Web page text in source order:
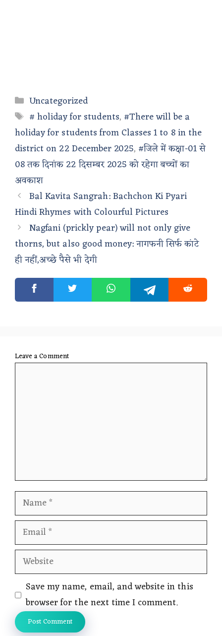
Categories
Uncategorized
Tags
# holiday for students, #There will be a
holiday for students from Classes 1 to 8 in the
district on 22 December 2025, #जिले में कक्षा-01 से
08 तक दिनांक 22 दिसम्बर 2025 को रहेगा बच्चों का
अवकाश
Bal Kavita Sangrah: Bachchon Ki Pyari
Hindi Rhymes with Colourful Pictures
Nagfani (prickly pear) will not only give
thorns, but also good money: नागफनी सिर्फ कांटे
ही नहीं,अच्छे पैसे भी देगी
Leave a Comment
Name
Email
Website
Save my name, email, and website in this
browser for the next time I comment.